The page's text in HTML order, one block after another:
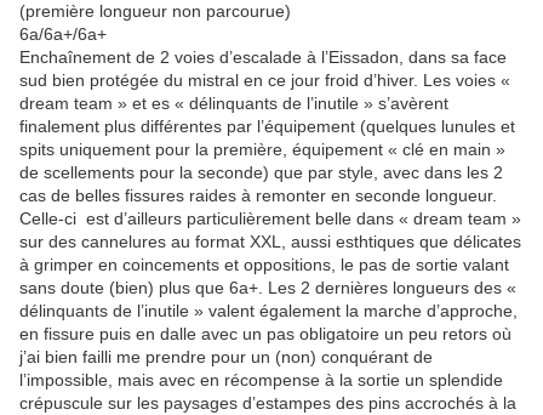
(première longueur non parcourue)
6a/6a+/6a+
Enchaînement de 2 voies d’escalade à l’Eissadon, dans sa face
sud bien protégée du mistral en ce jour froid d’hiver. Les voies «
dream team » et es « délinquants de l’inutile » s’avèrent
finalement plus différentes par l’équipement (quelques lunules et
spits uniquement pour la première, équipement « clé en main »
de scellements pour la seconde) que par style, avec dans les 2
cas de belles fissures raides à remonter en seconde longueur.
Celle-ci est d’ailleurs particulièrement belle dans « dream team »
sur des cannelures au format XXL, aussi esthtiques que délicates
à grimper en coincements et oppositions, le pas de sortie valant
sans doute (bien) plus que 6a+. Les 2 dernières longueurs des «
délinquants de l’inutile » valent également la marche d’approche,
en fissure puis en dalle avec un pas obligatoire un peu retors où
j’ai bien failli me prendre pour un (non) conquérant de
l’impossible, mais avec en récompense à la sortie un splendide
crépuscule sur les paysages d’estampes des pins accrochés à la